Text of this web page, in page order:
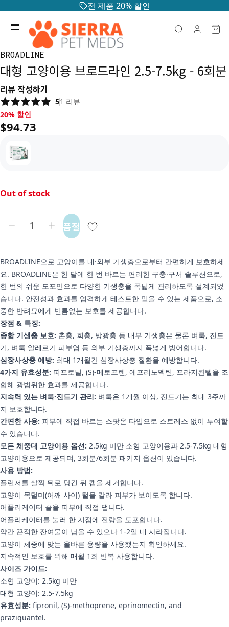
전 제품 20% 할인
BROADLINE
대형 고양이용 브로드라인 2.5-7.5kg - 6회분
리뷰 작성하기
51 리뷰
20% 할인, $94.73
20% 할인
$94.73
Out of stock
품절
BROADLINE으로 고양이를 내·외부 기생충으로부터 간편하게 보호하세
요. BROADLINE은 한 달에 한 번 바르는 편리한 구충·구서 솔루션으로,
한 번의 쉬운 도포만으로 다양한 기생충을 폭넓게 관리하도록 설계되었
습니다. 안전성과 효과를 엄격하게 테스트한 믿을 수 있는 제품으로, 소
중한 반려묘에게 빈틈없는 보호를 제공합니다.
장점 & 특징:
종합 기생충 보호: 촌충, 회충, 방광충 등 내부 기생충은 물론 벼룩, 진드
기, 벼룩 알레르기 피부염 등 외부 기생충까지 폭넓게 방어합니다.
심장사상충 예방: 최대 1개월간 심장사상충 질환을 예방합니다.
4가지 유효성분: 피프로닐, (S)-메토프렌, 에프리노멕틴, 프라지콴텔을 조
합해 광범위한 효과를 제공합니다.
지속력 있는 벼룩·진드기 관리: 벼룩은 1개월 이상, 진드기는 최대 3주까
지 보호합니다.
간편한 사용: 피부에 직접 바르는 스팟온 타입으로 스트레스 없이 투여할
수 있습니다.
모든 체중대 고양이용 옵션: 2.5kg 미만 소형 고양이용과 2.5-7.5kg 대형
고양이용으로 제공되며, 3회분/6회분 패키지 옵션이 있습니다.
사용 방법:
플런저를 살짝 뒤로 당긴 뒤 캡을 제거합니다.
고양이 목덜미(어깨 사이) 털을 갈라 피부가 보이도록 합니다.
어플리케이터 끝을 피부에 직접 댑니다.
어플리케이터를 눌러 한 지점에 전량을 도포합니다.
약간 끈적한 잔여물이 남을 수 있으나 1-2일 내 사라집니다.
고양이 체중에 맞는 올바른 용량을 사용했는지 확인하세요.
지속적인 보호를 위해 매월 1회 반복 사용합니다.
사이즈 가이드:
소형 고양이: 2.5kg 미만
대형 고양이: 2.5-7.5kg
유효성분: fipronil, (S)-methoprene, eprinomectin, and
praziquantel.